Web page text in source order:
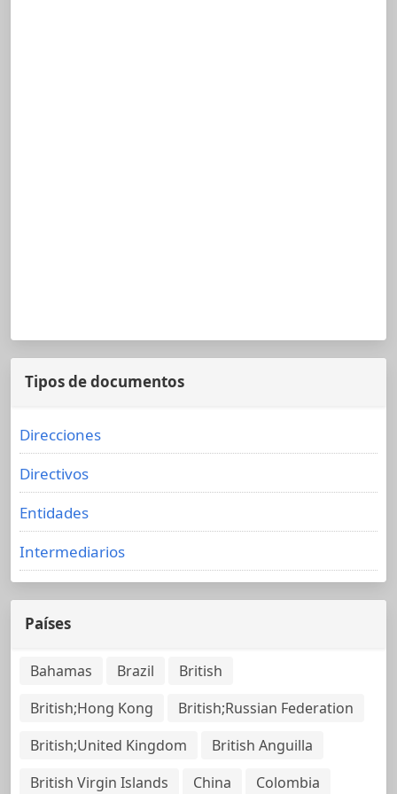
Tipos de documentos
Direcciones
Directivos
Entidades
Intermediarios
Países
Bahamas Brazil
British
British;Hong Kong
British;Russian Federation
British;United Kingdom
British Anguilla
British Virgin Islands
China Colombia